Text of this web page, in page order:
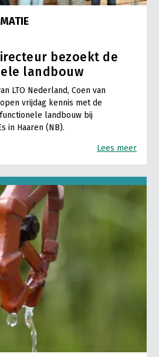
bezoekt de
landbouw
LTO Nederland, Coen van
vrijdag kennis met de
landbouw bij
in Haaren (NB).
Lees meer